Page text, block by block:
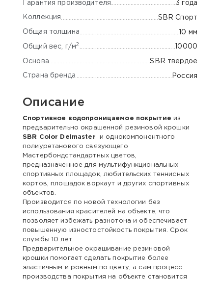
Гарантия производителя 3 года
Коллекция SBR Спорт
Общая толщина 10 мм
Общий вес, г/м2 10000
Основа SBR твердое
Страна бренда Россия
Описание
Спортивное водопроницаемое покрытие из
предварительно окрашенной резиновой крошки
SBR Color Delmaster и однокомпонентного
полиуретанового связующего
Мастербондстандартных цветов,
предназначенное для мультифункциональных
спортивных площадок, любительских теннисных
кортов, площадок воркаут и других спортивных
объектов.
Производится по новой технологии без
использования красителей на объекте, что
позволяет избежать разнотона и обеспечивает
повышенную изностостойкость покрытия. Срок
службы 10 лет.
Предварительное окрашивание резиновой
крошки помогает сделать покрытие более
эластичным и ровным по цвету, а сам процесс
производства покрытия на объекте становится